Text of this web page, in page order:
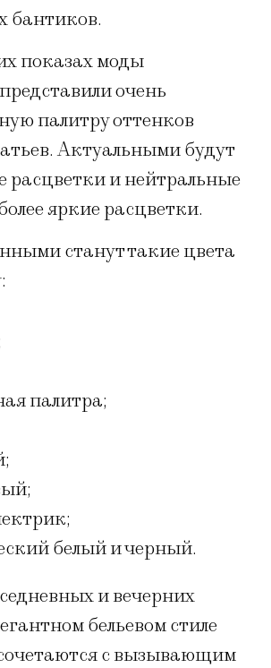
бантиков.
показах моды
очень
палитру оттенков
Актуальными будут
расцветки и нейтральные
яркие расцветки.
станут такие цвета
палитра;
белый и черный.
и вечерних
бельевом стиле
с вызывающим